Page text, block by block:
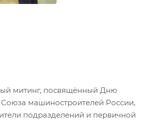
митинг, посвящённый Дню
Союза машиностроителей России,
подразделений и первичной